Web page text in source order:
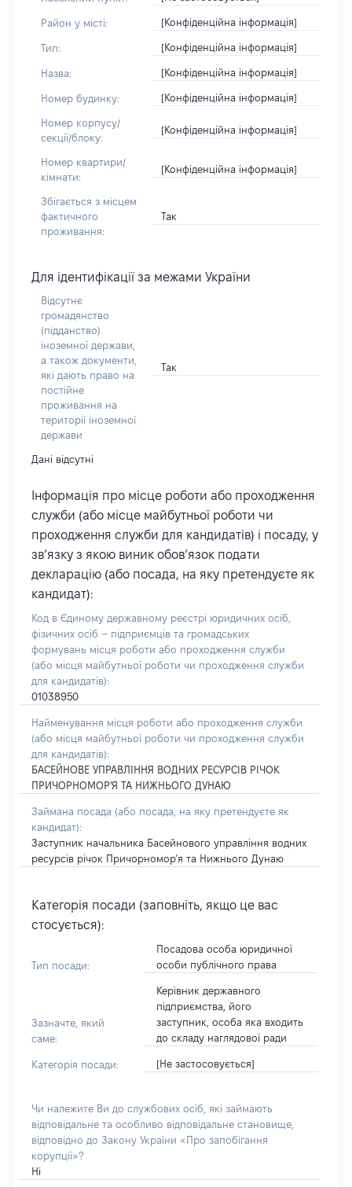
Район у місті: [Конфіденційна інформація]
Тип: [Конфіденційна інформація]
Назва: [Конфіденційна інформація]
Номер будинку: [Конфіденційна інформація]
Номер корпусу/
секції/блоку:
[Конфіденційна інформація]
Номер квартири/
кімнати:
[Конфіденційна інформація]
Збігається з місцем
фактичного
проживання:
Так
Для ідентифікації за межами України
Відсутнє
громадянство
(підданство)
іноземної держави,
а також документи,
які дають право на
постійне
проживання на
території іноземної
держави
Так
Дані відсутні
Інформація про місце роботи або проходження
служби (або місце майбутньої роботи чи
проходження служби для кандидатів) і посаду, у
зв’язку з якою виник обов’язок подати
декларацію (або посада, на яку претендуєте як
кандидат):
Код в Єдиному державному реєстрі юридичних осіб,
фізичних осіб – підприємців та громадських
формувань місця роботи або проходження служби
(або місця майбутньої роботи чи проходження служби
для кандидатів):
01038950
Найменування місця роботи або проходження служби
(або місця майбутньої роботи чи проходження служби
для кандидатів):
БАСЕЙНОВЕ УПРАВЛІННЯ ВОДНИХ РЕСУРСІВ РІЧОК
ПРИЧОРНОМОР'Я ТА НИЖНЬОГО ДУНАЮ
Займана посада (або посада, на яку претендуєте як
кандидат):
Заступник начальника Басейнового управління водних
ресурсів річок Причорномор’я та Нижнього Дунаю
Категорія посади (заповніть, якщо це вас
стосується):
Тип посади:
Посадова особа юридичної
особи публічного права
Зазначте, який
саме:
Керівник державного
підприємства, його
заступник, особа яка входить
до складу наглядової ради
Категорія посади: [Не застосовується]
Чи належите Ви до службових осіб, які займають
відповідальне та особливо відповідальне становище,
відповідно до Закону України «Про запобігання
корупції»?
Ні